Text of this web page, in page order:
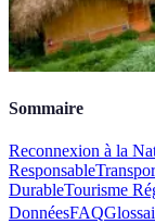
Sommaire
Reconnexion à la
Responsable
DurableTourisme
DonnéesFAQ